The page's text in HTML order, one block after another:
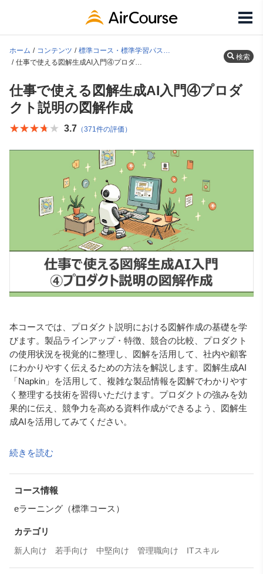
ホーム コンテンツ
標準コース・標準学習パス一覧
仕事で使える図解生成AI入門④プロダクト説明の図解作成
検索
仕事で使える図解生成AI入門④プロダ
クト説明の図解作成
★★★★★
★★★★★ 3.7 （371件の評価）
本コースでは、プロダクト説明における図解作成の基礎を学
びます。製品ラインアップ・特徴、競合の比較、プロダクト
の使用状況を視覚的に整理し、図解を活用して、社内や顧客
にわかりやすく伝えるための方法を解説します。図解生成AI
「Napkin」を活用して、複雑な製品情報を図解でわかりやす
く整理する技術を習得いただけます。プロダクトの強みを効
果的に伝え、競争力を高める資料作成ができるよう、図解生
成AIを活用してみてください。
※なお、本コースでの「図解」とは概念や関係性を視覚化す
数値データを表現するグラフについては扱いません。
※図解生成AI「Napkin」をご利用時は、必ず利用規約をお読
みください。
著作権や個人情報、会社の機密情報の入力等には、十分に
ご注意ください。
続きを読む
コース情報
eラーニング（標準コース）
カテゴリ
新人向け 若手向け 中堅向け 管理職向け ITスキル